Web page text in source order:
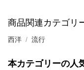
商品関連カテゴリ
西洋 流行
本カテゴリーの人